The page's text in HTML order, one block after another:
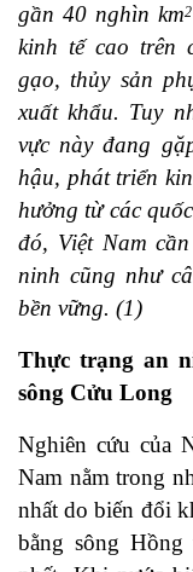
gần 40 nghìn km2
kinh tế cao trên
gạo, thủy sản
xuất khẩu. Tuy
vực này đang
hậu, phát triển
hưởng từ các
đó, Việt Nam
ninh cũng như
bền vững. (1)
Thực trạng an
sông Cửu Long
Nghiên cứu của
Nam nằm trong
nhất do biến đổi
bằng sông